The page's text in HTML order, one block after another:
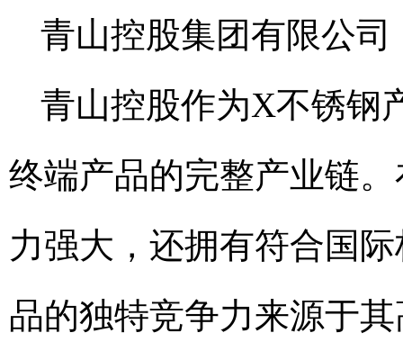
青山控股集团有限公司
青山控股作为X不锈钢
终端产品的完整产业链
力强大，还拥有符合国
品的独特竞争力来源于